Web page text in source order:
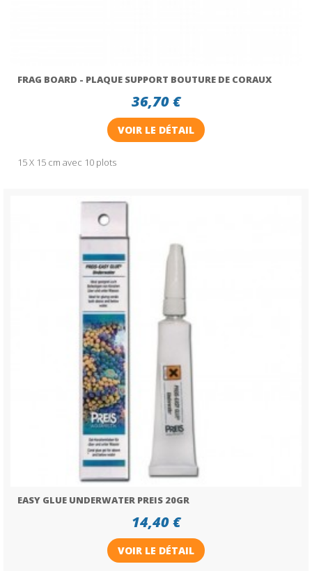
FRAG BOARD - PLAQUE SUPPORT BOUTURE DE CORAUX
36,70 €
VOIR LE DÉTAIL
15 X 15 cm avec 10 plots
EASY GLUE UNDERWATER PREIS 20GR
14,40 €
VOIR LE DÉTAIL